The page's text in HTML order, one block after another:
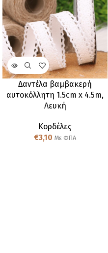
Δαντέλα βαμβακερή
αυτοκόλλητη 1.5cm x 4.5m,
Λευκή
Κορδέλες
€3,10 Με ΦΠΑ